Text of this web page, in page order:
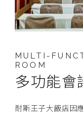
MULTI-
ROOM
多功能會
耐斯王子大飯店因